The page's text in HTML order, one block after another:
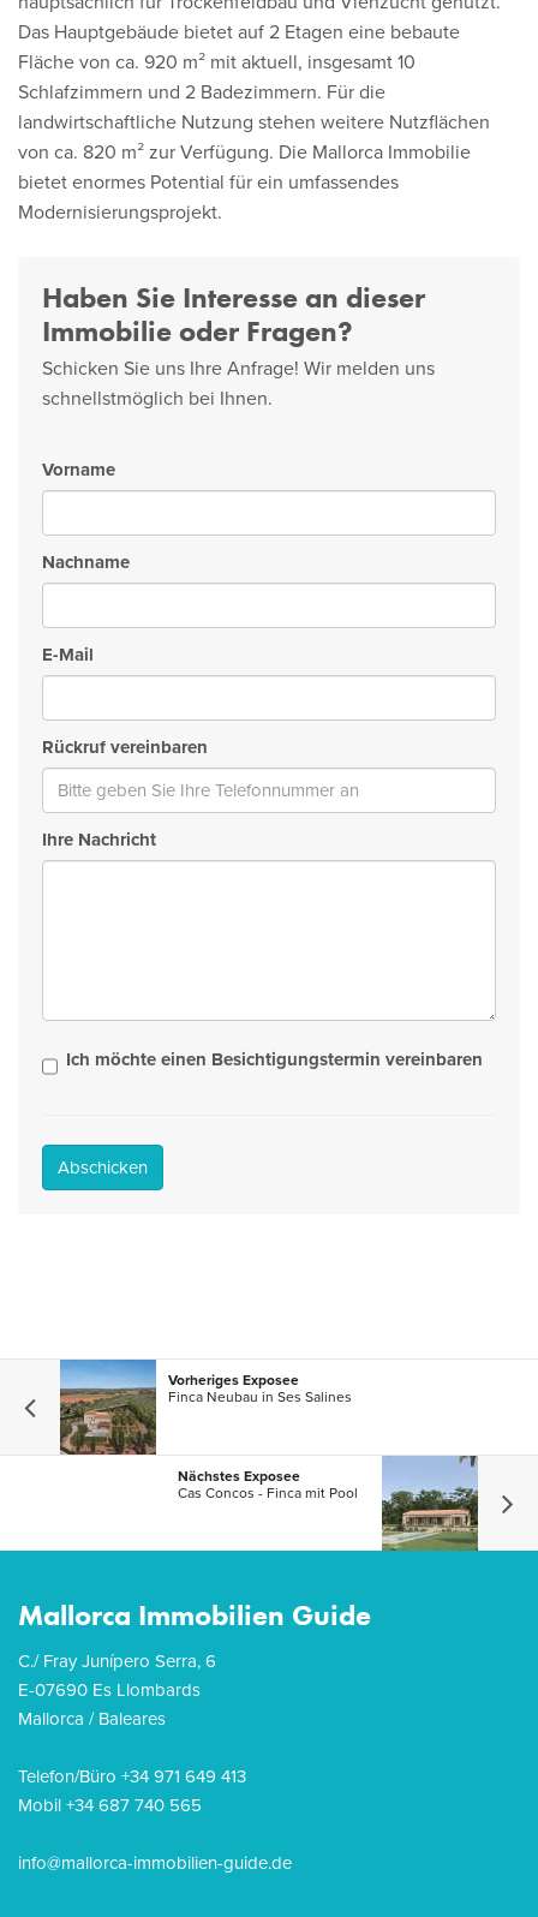
Das Hauptgebäude bietet auf 2 Etagen eine bebaute
Fläche von ca. 920 m² mit aktuell, insgesamt 10
Schlafzimmern und 2 Badezimmern. Für die
landwirtschaftliche Nutzung stehen weitere Nutzflächen
von ca. 820 m² zur Verfügung. Die Mallorca Immobilie
bietet enormes Potential für ein umfassendes
Modernisierungsprojekt.
Haben Sie Interesse an dieser
Immobilie oder Fragen?
Schicken Sie uns Ihre Anfrage! Wir melden uns
schnellstmöglich bei Ihnen.
Vorname
Nachname
E-Mail
Rückruf vereinbaren
Ihre Nachricht
Ich möchte einen Besichtigungstermin vereinbaren
Abschicken
Vorheriges Exposee
Finca Neubau in Ses Salines
Nächstes Exposee
Cas Concos - Finca mit Pool
Mallorca Immobilien Guide
C./ Fray Junípero Serra, 6
E-07690 Es Llombards
Mallorca / Baleares
Telefon/Büro +34 971 649 413
Mobil +34 687 740 565
info@mallorca-immobilien-guide.de